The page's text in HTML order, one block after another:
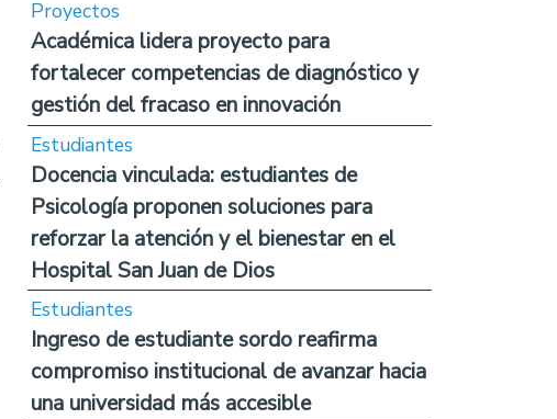
Proyectos
Académica lidera proyecto para
fortalecer competencias de diagnóstico y
gestión del fracaso en innovación
Estudiantes
Docencia vinculada: estudiantes de
Psicología proponen soluciones para
reforzar la atención y el bienestar en el
Hospital San Juan de Dios
Estudiantes
Ingreso de estudiante sordo reafirma
compromiso institucional de avanzar hacia
una universidad más accesible